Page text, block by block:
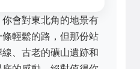
會對東北角的地景有
輕鬆的路，但那份站
、古老的礦山遺跡和